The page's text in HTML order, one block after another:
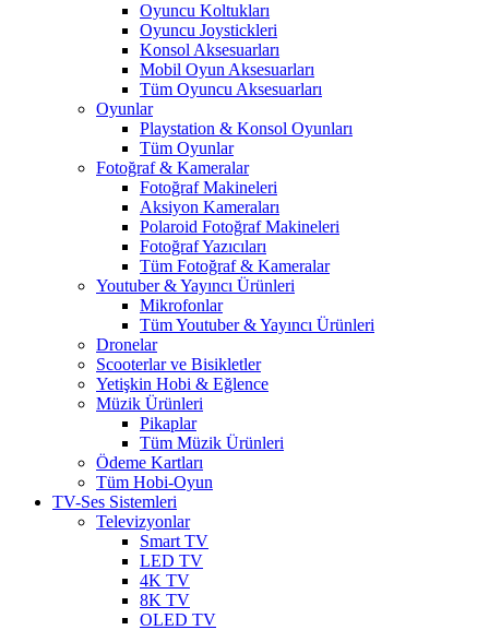
Oyuncu Koltukları
Oyuncu Joystickleri
Konsol Aksesuarları
Mobil Oyun Aksesuarları
Tüm Oyuncu Aksesuarları
Oyunlar
Playstation & Konsol Oyunları
Tüm Oyunlar
Fotoğraf & Kameralar
Fotoğraf Makineleri
Aksiyon Kameraları
Polaroid Fotoğraf Makineleri
Fotoğraf Yazıcıları
Tüm Fotoğraf & Kameralar
Youtuber & Yayıncı Ürünleri
Mikrofonlar
Tüm Youtuber & Yayıncı Ürünleri
Dronelar
Scooterlar ve Bisikletler
Yetişkin Hobi & Eğlence
Müzik Ürünleri
Pikaplar
Tüm Müzik Ürünleri
Ödeme Kartları
Tüm Hobi-Oyun
TV-Ses Sistemleri
Televizyonlar
Smart TV
LED TV
4K TV
8K TV
OLED TV